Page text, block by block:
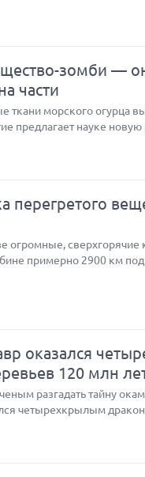
зомби —
части
ткани морского огурца
предлагает науке
перегретого
огромные,
примерно 2900 км
оказался
120 млн
разгадать тайну
четырехкрылым